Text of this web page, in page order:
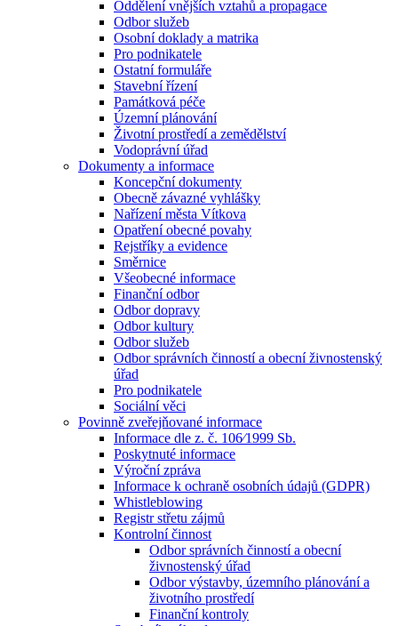
Oddělení vnějších vztahů a propagace
Odbor služeb
Osobní doklady a matrika
Pro podnikatele
Ostatní formuláře
Stavební řízení
Památková péče
Územní plánování
Životní prostředí a zemědělství
Vodoprávní úřad
Dokumenty a informace
Koncepční dokumenty
Obecně závazné vyhlášky
Nařízení města Vítkova
Opatření obecné povahy
Rejstříky a evidence
Směrnice
Všeobecné informace
Finanční odbor
Odbor dopravy
Odbor kultury
Odbor služeb
Odbor správních činností a obecní živnostenský
úřad
Pro podnikatele
Sociální věci
Povinně zveřejňované informace
Informace dle z. č. 106⁄1999 Sb.
Poskytnuté informace
Výroční zpráva
Informace k ochraně osobních údajů (GDPR)
Whistleblowing
Registr střetu zájmů
Kontrolní činnost
Odbor správních činností a obecní
živnostenský úřad
Odbor výstavby, územního plánování a
životního prostředí
Finanční kontroly